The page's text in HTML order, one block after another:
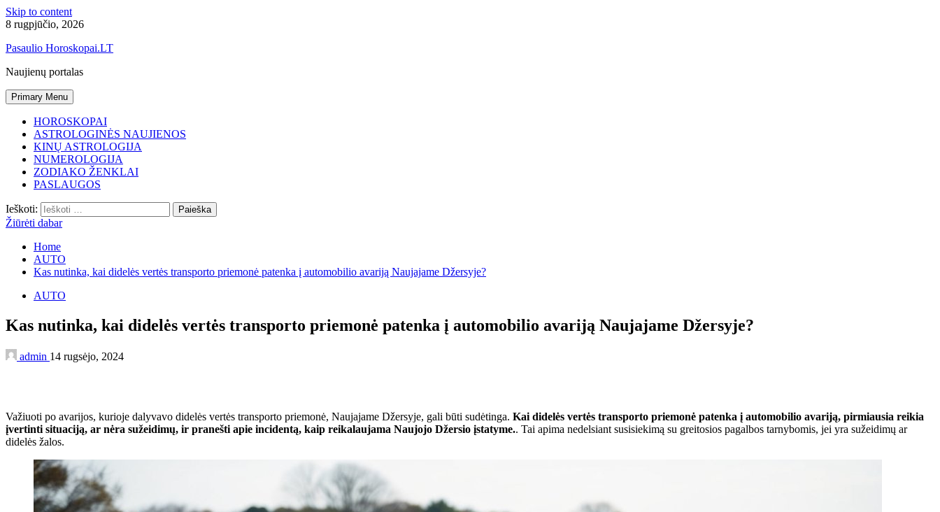
Skip to content
8 rugpjūčio, 2026
Pasaulio Horoskopai.LT
Naujienų portalas
Primary Menu
HOROSKOPAI
ASTROLOGINĖS NAUJIENOS
KINŲ ASTROLOGIJA
NUMEROLOGIJA
ZODIAKO ŽENKLAI
PASLAUGOS
Ieškoti:
Žiūrėti dabar
Home
AUTO
Kas nutinka, kai didelės vertės transporto priemonė patenka į automobilio avariją Naujajame Džersyje?
AUTO
Kas nutinka, kai didelės vertės transporto priemonė patenka į automobilio avariją Naujajame Džersyje?
admin 14 rugsėjo, 2024
Važiuoti po avarijos, kurioje dalyvavo didelės vertės transporto priemonė, Naujajame Džersyje, gali būti sudėtinga. Kai didelės vertės transporto priemonė patenka į automobilio avariją, pirmiausia reikia
įvertinti situaciją, ar nėra sužeidimų, ir pranešti apie incidentą, kaip reikalaujama Naujojo Džersio įstatyme.. Tai apima nedelsiant susisiekimą su greitosios pagalbos tarnybomis, jei yra sužeidimų ar
didelės žalos.